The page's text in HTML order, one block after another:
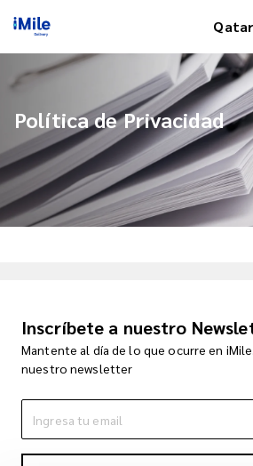
Qatar
Política de Privacidad
Inscríbete a nuestro
Mantente al día de lo que ocurre en
nuestro newsletter